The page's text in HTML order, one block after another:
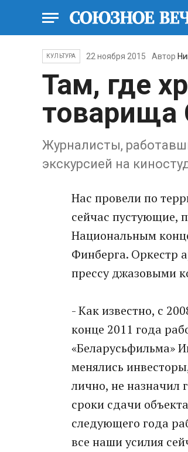
КУЛЬТУРА 22 ноября 2015 Автор
Там, где
товарища
Журналисты,
экскурсией на
Нас провели по
сейчас пустующие,
Национальным
Финберга. Оркестр
прессу джазовыми
- Как известно, с
конце 2011 года
«Беларусьфильма»
менялись
лично, не назначил
сроки сдачи
следующего года
все наши усилия